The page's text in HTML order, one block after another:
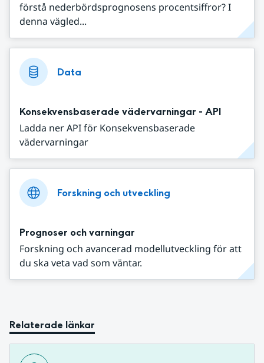
förstå nederbördsprognosens procentsiffror? I
denna vägled...
Data
Konsekvensbaserade vädervarningar - API
Ladda ner API för Konsekvensbaserade
vädervarningar
Forskning och utveckling
Prognoser och varningar
Forskning och avancerad modellutveckling för att
du ska veta vad som väntar.
Relaterade länkar